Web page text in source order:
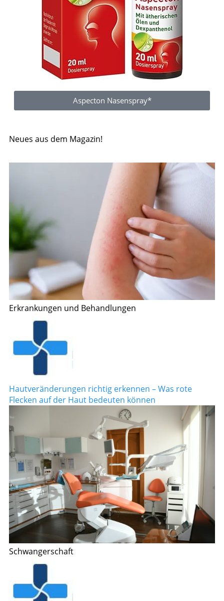
Aspecton Nasenspray*
Neues aus dem Magazin!
Erkrankungen und Behandlungen
Hautveränderungen richtig erkennen – Was rote
Flecken auf der Haut bedeuten können
Schwangerschaft